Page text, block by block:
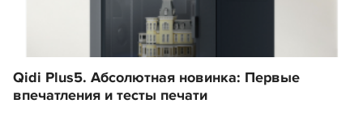
Qidi Plus5. Абсолютная новинка: Первые
впечатления и тесты печати